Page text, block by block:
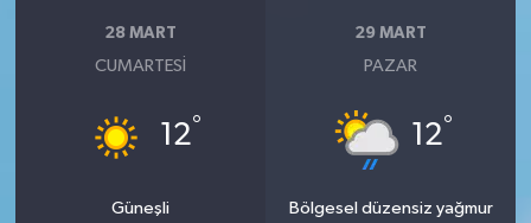
28 MART
CUMARTESI
12°
Güneşli
29 MART
PAZAR
12°
Bölgesel düzensiz yağmur